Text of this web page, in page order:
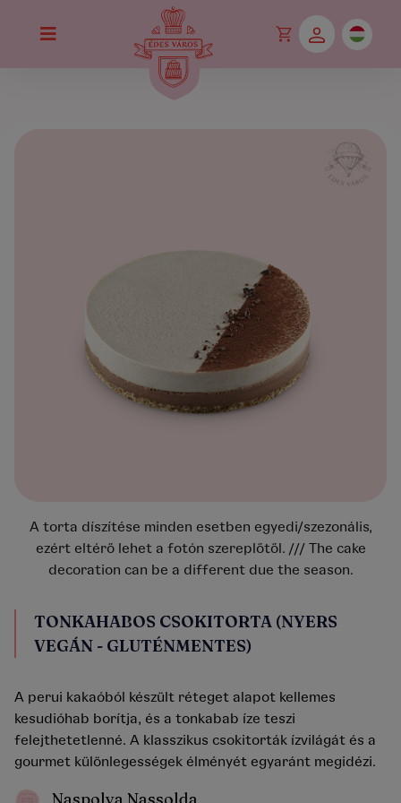
A torta díszítése minden esetben egyedi/szezonális,
ezért eltérő lehet a fotón szereplőtől. /// The cake
decoration can be a different due the season.
TONKAHABOS CSOKITORTA (NYERS
VEGÁN - GLUTÉNMENTES)
A perui kakaóból készült réteget alapot kellemes
kesudióhab borítja, és a tonkabab íze teszi
felejthetetlenné. A klasszikus csokitorták ízvilágát és a
gourmet különlegességek élményét egyaránt megidézi.